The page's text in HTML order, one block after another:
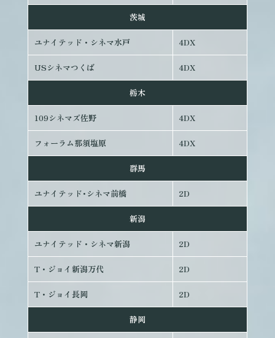
茨城
ユナイテッド・シネマ水戸 4DX
USシネマつくば 4DX
栃木
109シネマズ佐野 4DX
フォーラム那須塩原 4DX
群馬
ユナイテッド･シネマ前橋 2D
新潟
ユナイテッド・シネマ新潟 2D
T・ジョイ新潟万代 2D
T・ジョイ長岡 2D
静岡